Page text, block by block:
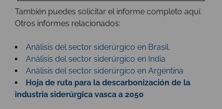
También puedes solicitar el informe completo aquí.
Otros informes relacionados:
Análisis del sector siderúrgico en Brasil.
Análisis del sector siderúrgico en India
Análisis del sector siderúrgico en Argentina
Hoja de ruta para la descarbonización de la
industria siderúrgica vasca a 2050